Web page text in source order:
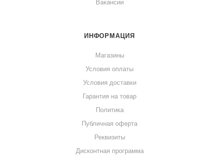
Вакансии
ИНФОРМАЦИЯ
Магазины
Условия оплаты
Условия доставки
Гарантия на товар
Политика
Публичная оферта
Реквизиты
Дисконтная программа